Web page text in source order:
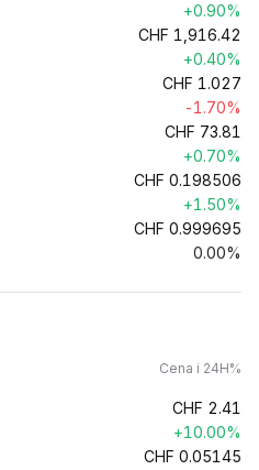
+0.90%
CHF 1,916.42
+0.40%
CHF 1.027
-1.70%
CHF 73.81
+0.70%
CHF 0.198506
+1.50%
CHF 0.999695
0.00%
Cena i 24H%
CHF 2.41
+10.00%
CHF 0.05145